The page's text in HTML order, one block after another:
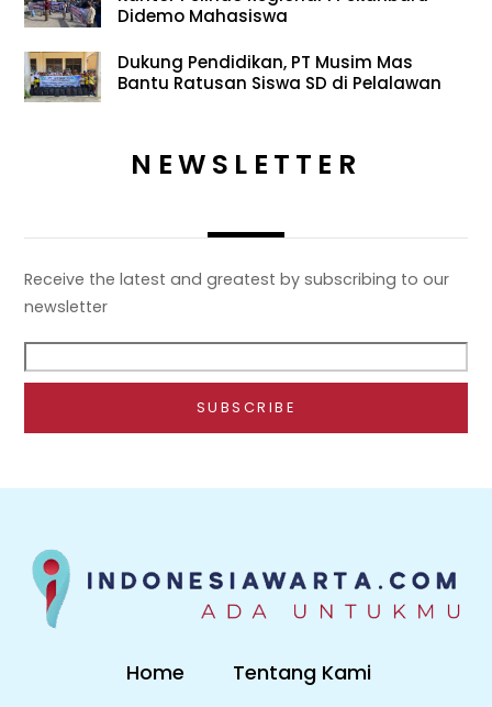
Didemo Mahasiswa
Dukung Pendidikan, PT Musim Mas
Bantu Ratusan Siswa SD di Pelalawan
NEWSLETTER
Receive the latest and greatest by subscribing to our
newsletter
Home
Tentang Kami